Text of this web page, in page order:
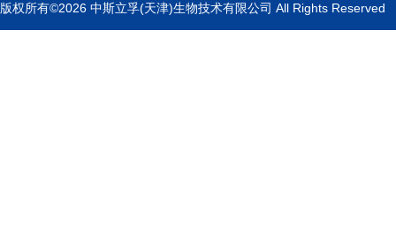
版权所有©2026 中斯立孚(天津)生物技术有限公司 All Rights Reserved